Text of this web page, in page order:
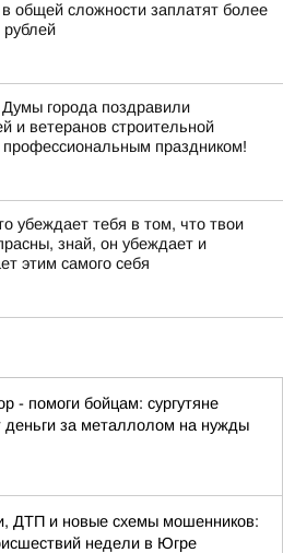
в общей сложности заплатят более
рублей
города поздравили
и ветеранов строительной
профессиональным праздником!
убеждает тебя в том, что твои
знай, он убеждает и
этим самого себя
- помоги бойцам: сургутяне
деньги за металлолом на нужды
ДТП и новые схемы мошенников:
недели в Югре